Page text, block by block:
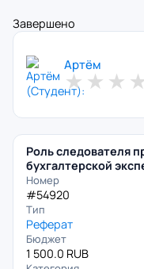
Завершено
Артём
★ ★ ★
Роль следователя
бухгалтерской
Номер
#54920
Тип
Реферат
Бюджет
1 500.0 RUB